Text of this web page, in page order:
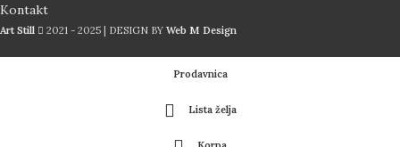
Kontakt
Art Still 2021 - 2025 | DESIGN BY Web M Design
Prodavnica
Lista želja